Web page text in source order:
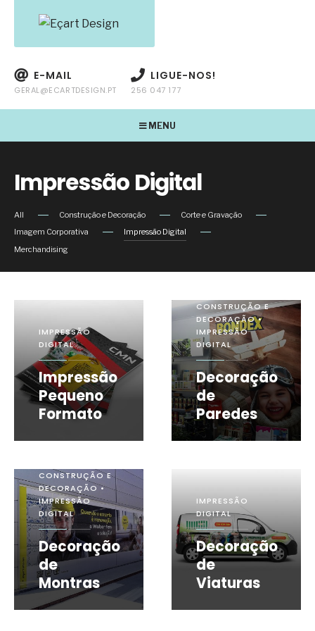
E-MAIL
GERAL@ECARTDESIGN.PT
LIGUE-NOS!
256 047 177
MENU
Impressão Digital
All Construção e Decoração
Corte e Gravação
Imagem Corporativa
Impressão Digital
Merchandising
IMPRESSÃO
DIGITAL
Impressão
Pequeno
Formato
CONSTRUÇÃO E
DECORAÇÃO •
IMPRESSÃO
DIGITAL
Decoração
de
Paredes
CONSTRUÇÃO E
DECORAÇÃO •
IMPRESSÃO
DIGITAL
Decoração
de
Montras
IMPRESSÃO
DIGITAL
Decoração
de
Viaturas
IMPRESSÃO
DIGITAL
Banners e